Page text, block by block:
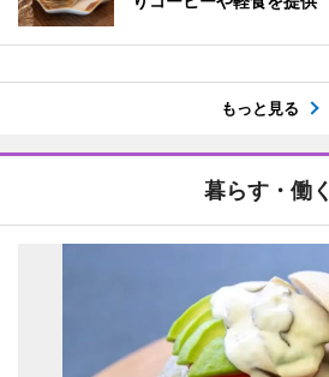
もっと見る
暮らす・働く